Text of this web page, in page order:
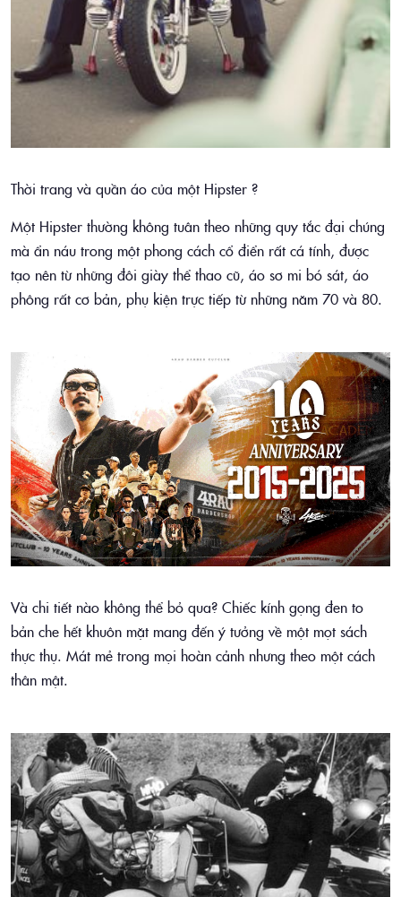
Thời trang và quần áo của một Hipster ?
Một Hipster thường không tuân theo những quy tắc đại chúng
mà ẩn náu trong một phong cách cổ điển rất cá tính, được
tạo nên từ những đôi giày thể thao cũ, áo sơ mi bó sát, áo
phông rất cơ bản, phụ kiện trực tiếp từ những năm 70 và 80.
Và chi tiết nào không thể bỏ qua? Chiếc kính gọng đen to
bản che hết khuôn mặt mang đến ý tưởng về một mọt sách
thực thụ. Mát mẻ trong mọi hoàn cảnh nhưng theo một cách
thân mật.